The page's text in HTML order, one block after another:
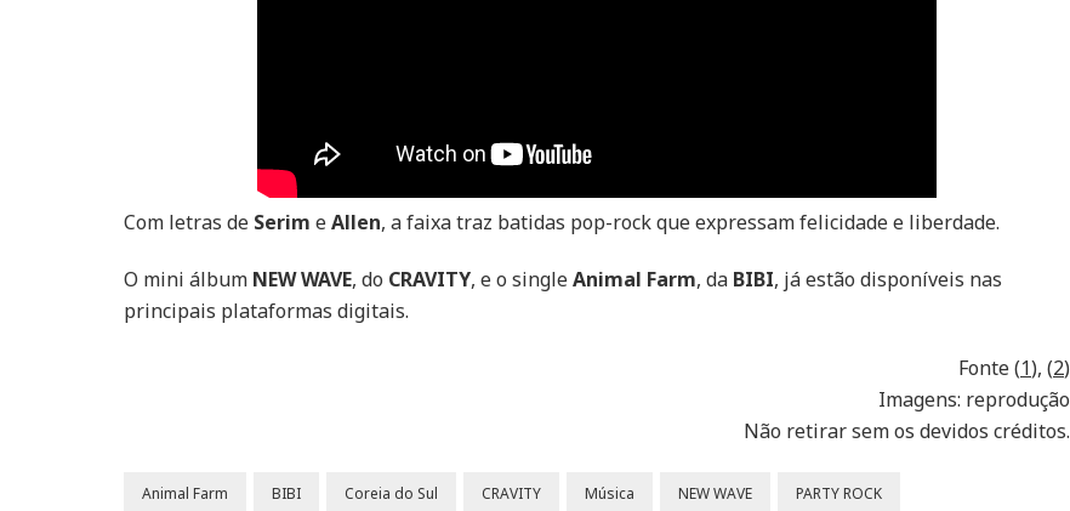
Com letras de Serim eAllen, a faixa traz batidas pop-rock que expressam felicidade e liberdade.
O mini álbum NEW WAVE, do CRAVITY, e o singleAnimal Farm, da BIBI, já estão disponíveis nas
principais plataformas digitais.
Fonte (1), (2)
Imagens: reprodução
Não retirar sem os devidos créditos.
Animal Farm BIBI Coreia do Sul CRAVITY Música NEW WAVE PARTY ROCK